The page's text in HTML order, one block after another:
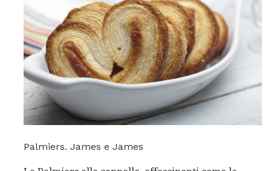
Palmiers. James e James